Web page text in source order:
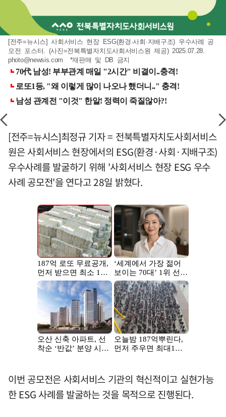
[전주=뉴시스] 사회서비스 현장 ESG(환경·사회·지배구조) 우수사례 공
모전 포스터. (사진=전북특별자치도사회서비스원 제공) 2025.07.28.
photo@newsis.com *재판매 및 DB 금지
[전주=뉴시스]최정규 기자 = 전북특별자치도사회서비스
원은 사회서비스 현장에서의 ESG(환경·사회·지배구조)
우수사례를 발굴하기 위해 '사회서비스 현장 ESG 우수
사례 공모전'을 연다고 28일 밝혔다.
이번 공모전은 사회서비스 기관의 혁신적이고 실현가능
한 ESG 사례를 발굴하는 것을 목적으로 진행된다.